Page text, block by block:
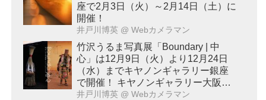
座で2月3日（火）～2月14日（土）に
開催！
井戸川博英 @ Webカメラマン
竹沢うるま写真展「Boundary | 中
心」は12月9日（火）より12月24日
（水）までキヤノンギャラリー銀座
で開催！ キヤノンギャラリー大阪で
は2026年2月17日（火）～2月28日
井戸川博英 @ Webカメラマン